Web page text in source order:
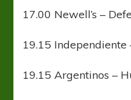
17.00 Newell’s –
19.15 Independiente
19.15 Argentinos –